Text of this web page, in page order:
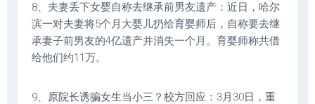
8、夫妻丢下女婴自称去继承前男友遗产：近日，哈尔
滨一对夫妻将5个月大婴儿扔给育婴师后，自称要去继
承妻子前男友的4亿遗产并消失一个月。育婴师称共借
给他们约11万。
9、原院长诱骗女生当小三？校方回应：3月30日，重